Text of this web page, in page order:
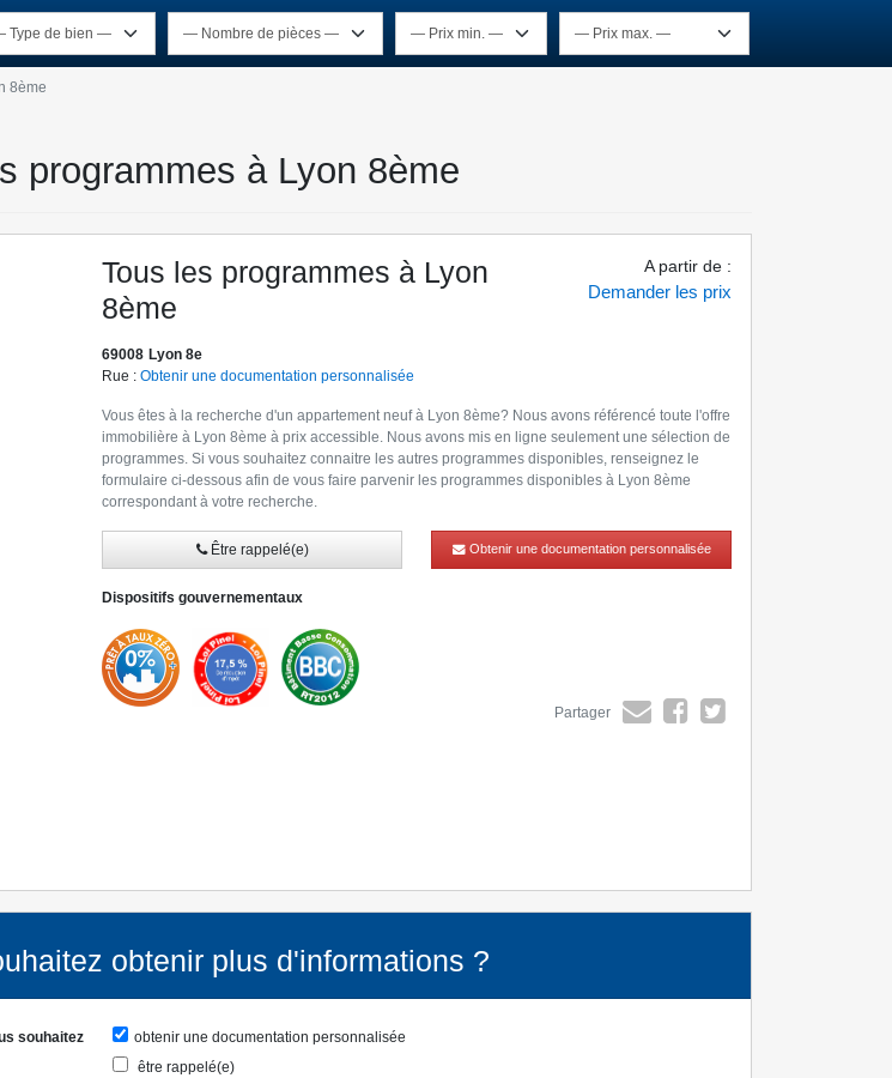
8ème
programmes à Lyon 8ème
Tous les programmes à Lyon
8ème
69008 Lyon 8e
Rue : Obtenir une documentation personnalisée
A partir de :
Demander les prix
Vous êtes à la recherche d'un appartement neuf à Lyon 8ème? Nous avons référencé toute l'offre
immobilière à Lyon 8ème à prix accessible. Nous avons mis en ligne seulement une sélection de
programmes. Si vous souhaitez connaitre les autres programmes disponibles, renseignez le
formulaire ci-dessous afin de vous faire parvenir les programmes disponibles à Lyon 8ème
correspondant à votre recherche.
» Lire la suite
Être rappelé(e) Obtenir une documentation personnalisée
Dispositifs gouvernementaux
Partager
obtenir plus d'informations ?
souhaitez
obtenir une documentation personnalisée
être rappelé(e)